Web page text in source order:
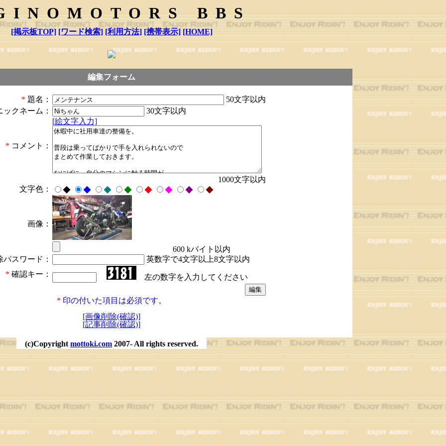
BBS
[掲示板TOP] [ワード検索] [利用方法] [携帯表示] [HOME]
編集フォーム
* 題名：
50文字以内
ックネーム：
30文字以内
* コメント：
[絵文字入力]
1000文字以内
文字色：
◆ ◆ ◆ ◆ ◆ ◆ ◆ ◆
画像：
600 kバイト以内
スワード：
英数字で4文字以上8文字以内
* 確認キー： 左の数字を入力してください
* 印の付いた項目は必須です。
[画像削除(確認)]
[記事削除(確認)]
(c)Copyright mottoki.com 2007- All rights reserved.